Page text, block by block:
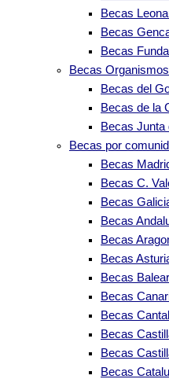
Becas
Becas
Becas
Becas
Becas del
Becas de la
Becas Junta
Becas por
Becas
Becas C.
Becas
Becas
Becas
Becas
Becas
Becas
Becas
Becas
Becas
Becas